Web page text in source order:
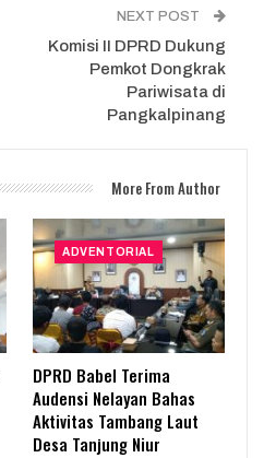
NEXT POST
Komisi II DPRD Dukung
Pemkot Dongkrak
Pariwisata di
Pangkalpinang
More From Author
ADVENTORIAL
DPRD Babel Terima
Audensi Nelayan Bahas
Aktivitas Tambang Laut
Desa Tanjung Niur